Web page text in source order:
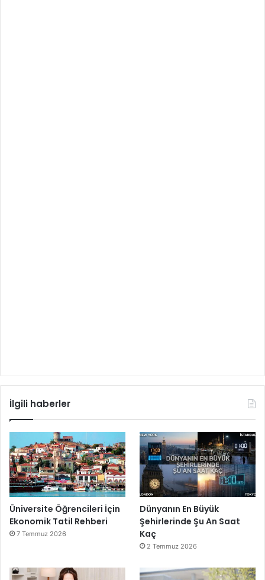
İlgili haberler
Üniversite Öğrencileri İçin
Ekonomik Tatil Rehberi
7 Temmuz 2026
Dünyanın En Büyük
Şehirlerinde Şu An Saat
Kaç
2 Temmuz 2026